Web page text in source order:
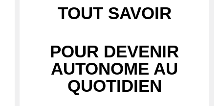
TOUT SAVOIR
POUR DEVENIR
AUTONOME AU
QUOTIDIEN